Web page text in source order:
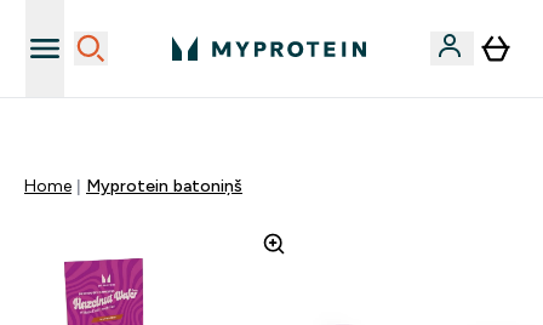
Home Myprotein batoniņš